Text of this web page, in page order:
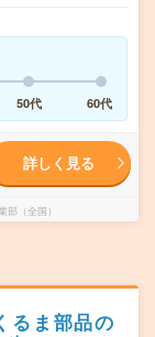
50代 60代
詳しく見る
（全国）
るま部品の